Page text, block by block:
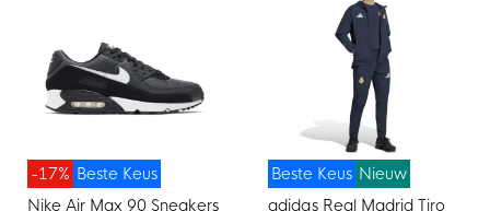
Beste Keus
-17%
Nike Air Max 90 Sneakers
Beste Keus Nieuw
adidas Real Madrid Tiro